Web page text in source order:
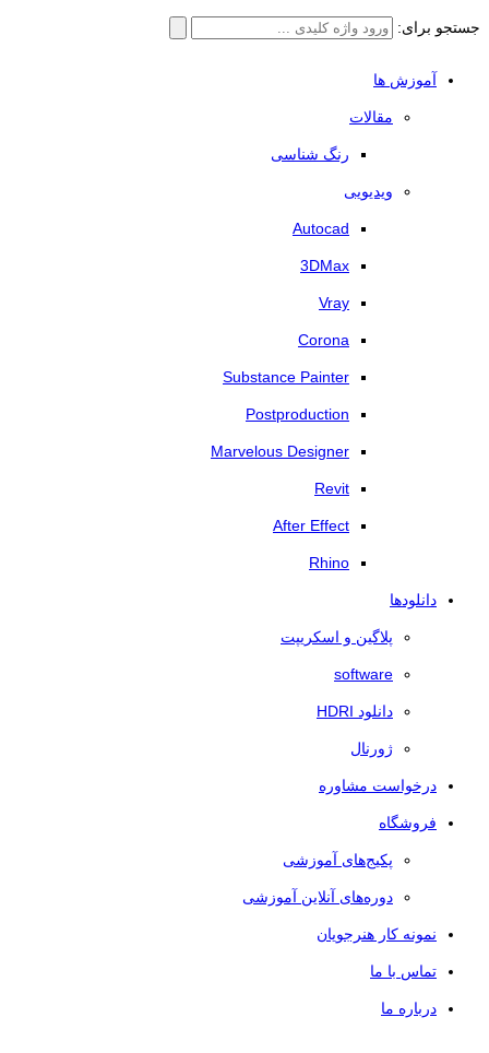
جستجو برای:
آموزش ها
مقالات
رنگ شناسی
ویدیویی
Autocad
3DMax
Vray
Corona
Substance Painter
Postproduction
Marvelous Designer
Revit
After Effect
Rhino
دانلودها
پلاگین و اسکریپت
software
دانلود HDRI
ژورنال
درخواست مشاوره
فروشگاه
پکیج‌های آموزشی
دوره‌های آنلاین آموزشی
نمونه کار هنرجویان
تماس با ما
درباره ما